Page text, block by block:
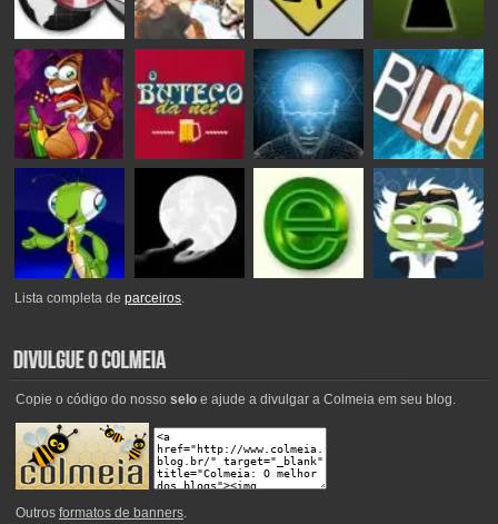
Lista completa deparceiros.
Copie o código do nosso seloe ajude a divulgar a Colmeia em seu blog.
Outros formatos de banners.